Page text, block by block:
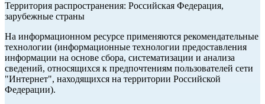
Территория распространения: Российская Федерация,
зарубежные страны
На информационном ресурсе применяются рекомендательные
технологии (информационные технологии предоставления
информации на основе сбора, систематизации и анализа
сведений, относящихся к предпочтениям пользователей сети
"Интернет", находящихся на территории Российской
Федерации).